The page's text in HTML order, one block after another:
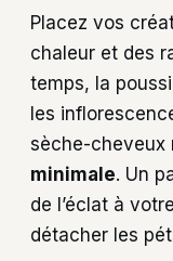
Placez vos
chaleur et des
temps, la
les
sèche-cheveux
minimale. Un
de l’éclat à
détacher les